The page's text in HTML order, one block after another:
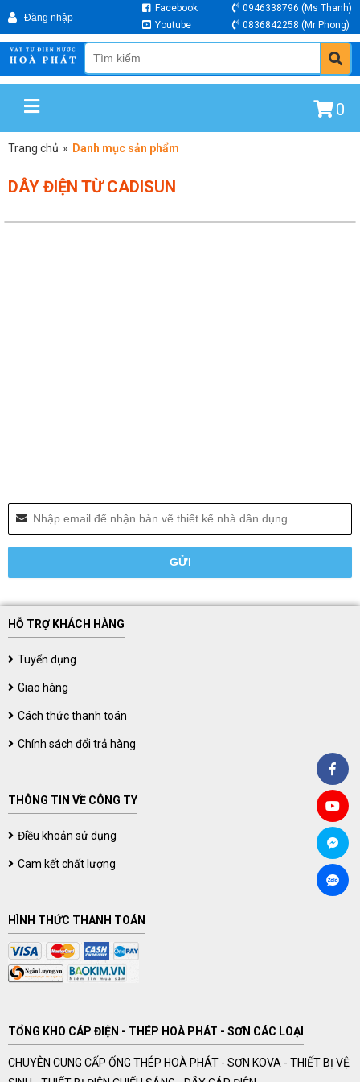
Facebook
Youtube
0946338796 (Ms Thanh)
0836842258 (Mr Phong)
0
Trang chủ » Danh mục sản phẩm
DÂY ĐIỆN TỪ CADISUN
HỖ TRỢ KHÁCH HÀNG
Tuyển dụng
Giao hàng
Cách thức thanh toán
Chính sách đổi trả hàng
THÔNG TIN VỀ CÔNG TY
Điều khoản sử dụng
Cam kết chất lượng
HÌNH THỨC THANH TOÁN
TỔNG KHO CÁP ĐIỆN - THÉP HOÀ PHÁT - SƠN CÁC LOẠI
CHUYÊN CUNG CẤP ỐNG THÉP HOÀ PHÁT - SƠN KOVA - THIẾT BỊ VỆ